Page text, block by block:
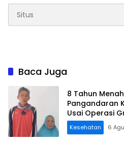
Baca Juga
8 Tahun
Pangandaran
Usai Operasi
Kesehatan 6